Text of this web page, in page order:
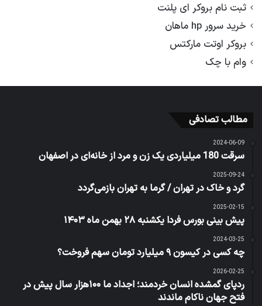
ثبت نام بروکر ای پلنت
خرید سرور hp ماهان
بروکر اوتت مارکتس
وام با چک
مطالب تصادفی
2024-06-09
سرقت 180 میلیاردی یک زن و مرد از خانه‌ای در اصفهان
2025-09-24
گرد و خاک در تهران / گرما به تهران بازمی‌گردد
2025-02-15
پیش بینی بورس فردا یکشنبه ۲۸ بهمن ماه ۱۴۰۳
2024-03-25
چه کسی در کیسون ۹ میلیارد تومان سهم فروخت؟
2026-02-25
ردپای گمشده انسان خردمند؛ اجداد ما ۱۰۰هزار سال پیش در
فتح جهان ناکام ماندند